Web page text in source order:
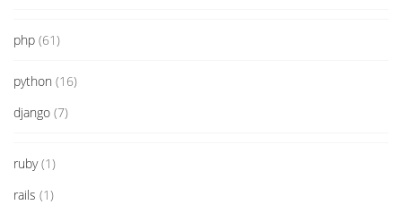
php (61)
python (16)
django (7)
ruby(1)
rails (1)